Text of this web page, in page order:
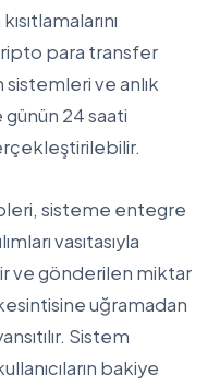
para transfer
sistemleri ve anlık
24 saati
sisteme entegre
vasıtasıyla
ve gönderilen miktar
uğramadan
Sistem
bakiye